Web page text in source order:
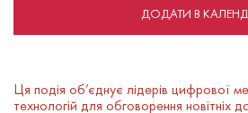
ДОДАТИ В
Ця подія об’єднує лідерів цифрової
технологій для обговорення новітніх